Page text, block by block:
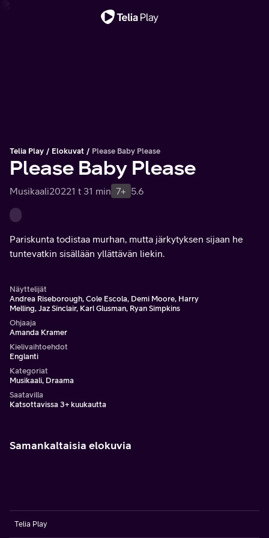
Telia Play Elokuvat Please Baby Please
Please Baby Please
Musikaali20221 t 31 min 7+ 5.6
Pariskunta todistaa murhan, mutta järkytyksen sijaan he
tuntevatkin sisällään yllättävän liekin.
Näyttelijät
Andrea Riseborough, Cole Escola, Demi Moore, Harry
Melling, Jaz Sinclair, Karl Glusman, Ryan Simpkins
Ohjaaja
Amanda Kramer
Kielivaihtoehdot
Englanti
Kategoriat
Musikaali, Draama
Saatavilla
Katsottavissa 3+ kuukautta
Samankaltaisia elokuvia
Telia Play